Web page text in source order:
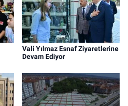
Vali Yılmaz Esnaf Ziyaretlerine
Devam Ediyor